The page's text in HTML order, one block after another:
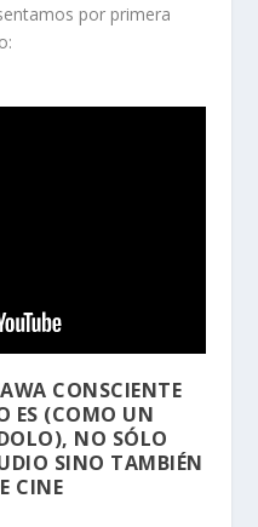
por primera
CONSCIENTE
ES (COMO UN
NO SÓLO
SINO TAMBIÉN
CINE